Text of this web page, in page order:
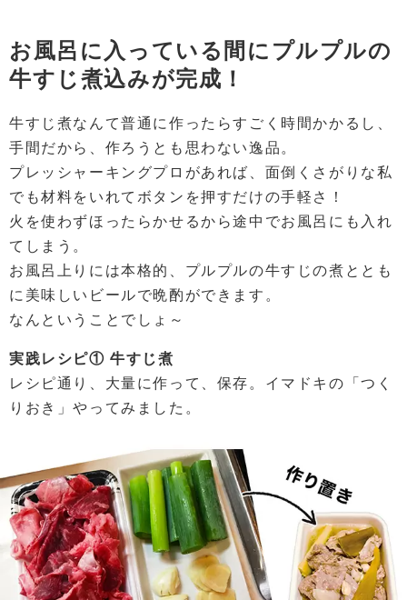
お風呂に入っている間にプルプルの
牛すじ煮込みが完成！
牛すじ煮なんて普通に作ったらすごく時間かかるし、
手間だから、作ろうとも思わない逸品。
プレッシャーキングプロがあれば、面倒くさがりな私
でも材料をいれてボタンを押すだけの手軽さ！
火を使わずほったらかせるから途中でお風呂にも入れ
てしまう。
お風呂上りには本格的、プルプルの牛すじの煮ととも
に美味しいビールで晩酌ができます。
なんということでしょ～
実践レシピ① 牛すじ煮
レシピ通り、大量に作って、保存。イマドキの「つく
りおき」やってみました。